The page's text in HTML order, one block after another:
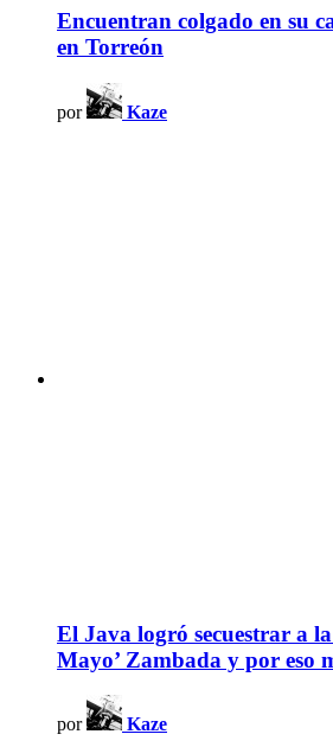
Encuentran colgado en su
en Torreón
por Kaze
El Java logró secuestrar a
Mayo’ Zambada y por eso
por Kaze